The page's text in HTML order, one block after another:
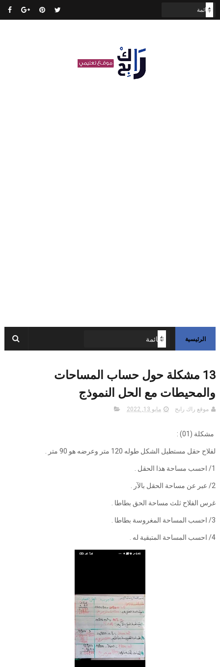
الرئيسية
13 مشكلة حول حساب المساحات
والمحيطات مع الحل النموذج
موقع راك رابح مايو 13, 2022
مشكلة (01) :
لفلاح حقل مستطيل الشكل طوله 120 متر وعرضه هو 90 متر .
1/ احسب مساحة هذا الحقل .
2/ عبر عن مساحة الحقل بالآر .
غرس الفلاح ثلث مساحة الحق بطاطا .
3/ احسب المساحة المغروسة بطاطا .
4/ احسب المساحة المتبقية له .